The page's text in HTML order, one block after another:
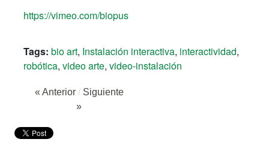
https://vimeo.com/biopus
Tags: bio art, Instalación interactiva, interactividad,
robótica, video arte, video-instalación
« Anterior / Siguiente
»